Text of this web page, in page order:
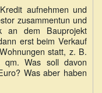
aufnehmen und
zusammentun und
an dem Bauprojekt
erst beim Verkauf
statt, z. B.
Was soll davon
Was aber haben